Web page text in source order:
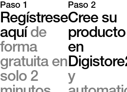
Paso 1
Regístrese
aquí de
forma
gratuita en
solo 2
Paso 2
Cree su
producto
en
y